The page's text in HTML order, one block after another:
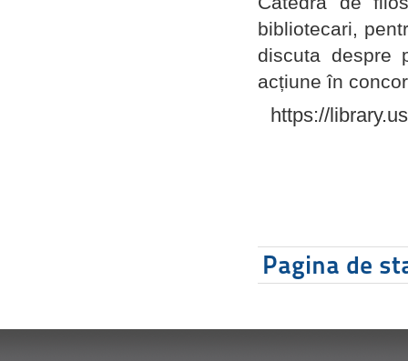
bibliotecari,
discuta despre
acțiune în
https://
Pagina de